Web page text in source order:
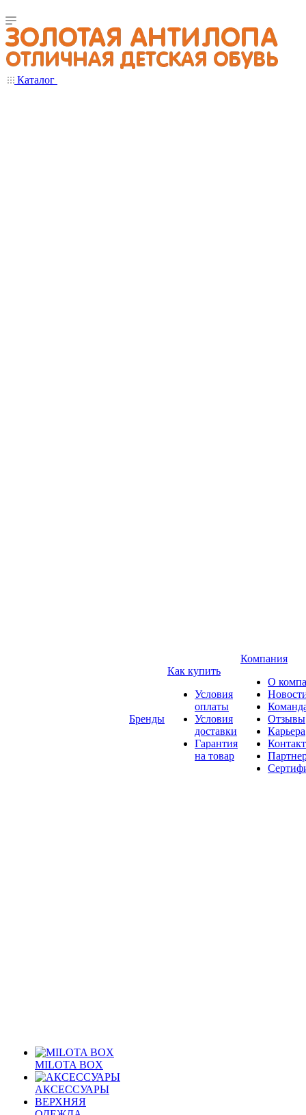
Каталог
MILOTA BOX
АКСЕССУАРЫ
ВЕРХНЯЯ
Бренды
Как купить
Условия
оплаты
Условия
доставки
Гарантия
на товар
Компания
О
Отзывы
Карьера